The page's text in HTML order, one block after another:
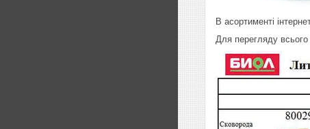
В асортименті
Для перегляду